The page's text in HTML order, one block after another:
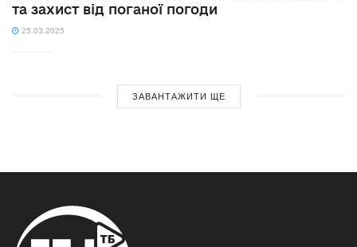
та захист від поганої погоди
25.03.2025
ЗАВАНТАЖИТИ ЩЕ